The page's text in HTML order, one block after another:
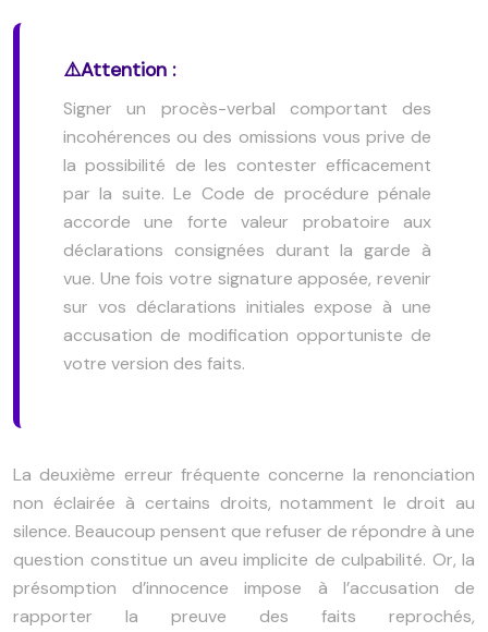
Attention :
Signer un procès-verbal comportant des
incohérences ou des omissions vous prive de
la possibilité de les contester efficacement
par la suite. Le Code de procédure pénale
accorde une forte valeur probatoire aux
déclarations consignées durant la garde à
vue. Une fois votre signature apposée, revenir
sur vos déclarations initiales expose à une
accusation de modification opportuniste de
votre version des faits.
La deuxième erreur fréquente concerne la renonciation
non éclairée à certains droits, notamment le droit au
silence. Beaucoup pensent que refuser de répondre à une
question constitue un aveu implicite de culpabilité. Or, la
présomption d’innocence impose à l’accusation de
rapporter la preuve des faits reprochés,